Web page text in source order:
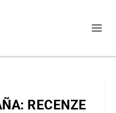
RECENZE